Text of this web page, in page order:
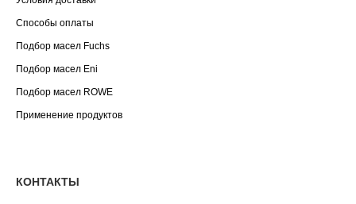
Способы оплаты
Подбор масел Fuchs
Подбор масел Eni
Подбор масел ROWE
Применение продуктов
КОНТАКТЫ